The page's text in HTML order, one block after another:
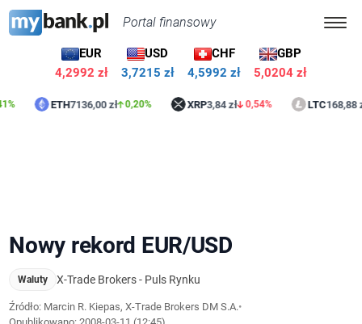
Portal finansowy
EUR
4,2992 zł
USD
3,7215 zł
CHF
4,5992 zł
GBP
5,0204 zł
ETH 7136,00 zł 0,20% XRP 3,84 zł 0,54% LTC 168,88 zł
Nowy rekord EUR/USD
Waluty X-Trade Brokers - Puls Rynku
Źródło: Marcin R. Kiepas, X-Trade Brokers DM S.A.•